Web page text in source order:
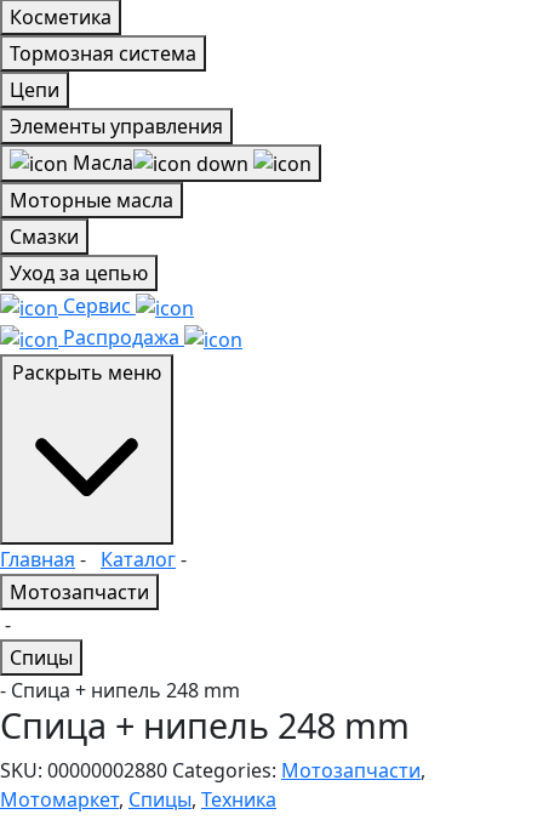
Косметика
Тормозная система
Цепи
Элементы управления
Масла
Моторные масла
Смазки
Уход за цепью
Сервис
Распродажа
Главная - Каталог-
Мотозапчасти
-
Спицы
- Спица + нипель 248 mm
Спица + нипель 248 mm
SKU: 00000002880 Categories: Мотозапчасти,
Мотомаркет, Спицы, Техника